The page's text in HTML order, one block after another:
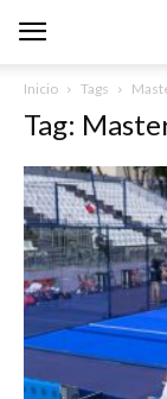
Inicio Tags
Tag: